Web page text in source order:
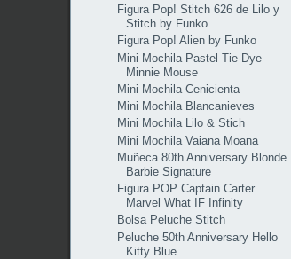
Figura Pop! Stitch 626 de Lilo y
Stitch by Funko
Figura Pop! Alien by Funko
Mini Mochila Pastel Tie-Dye
Minnie Mouse
Mini Mochila Cenicienta
Mini Mochila Blancanieves
Mini Mochila Lilo & Stich
Mini Mochila Vaiana Moana
Muñeca 80th Anniversary Blonde
Barbie Signature
Figura POP Captain Carter
Marvel What IF Infinity
Bolsa Peluche Stitch
Peluche 50th Anniversary Hello
Kitty Blue